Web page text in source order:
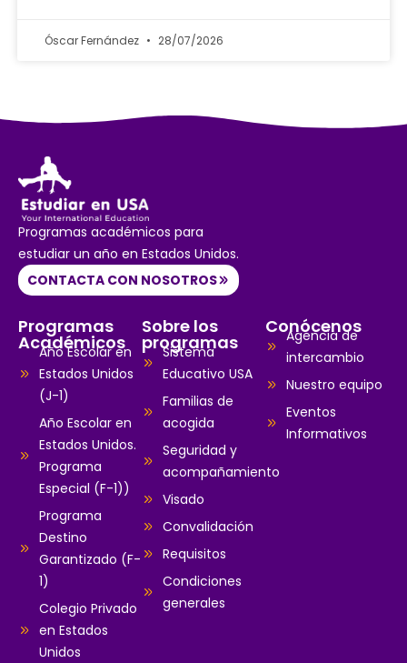
Óscar Fernández 28/07/2026
Programas académicos para
estudiar un año en Estados Unidos.
CONTACTA CON NOSOTROS
Programas
Académicos
Año Escolar en
Estados Unidos
(J-1)
Año Escolar en
Estados Unidos.
Programa
Especial (F-1))
Programa
Destino
Garantizado (F-
1)
Colegio Privado
en Estados
Unidos
Sobre los
programas
Sistema
Educativo USA
Familias de
acogida
Seguridad y
acompañamiento
Visado
Convalidación
Requisitos
Condiciones
generales
Conócenos
Agencia de
intercambio
Nuestro equipo
Eventos
Informativos